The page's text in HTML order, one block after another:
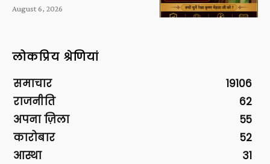
August 6, 2026
लोकप्रिय श्रेणियां
समाचार
19106
राजनीति
62
अपना ज़िला
55
कारोबार
52
आस्था
31